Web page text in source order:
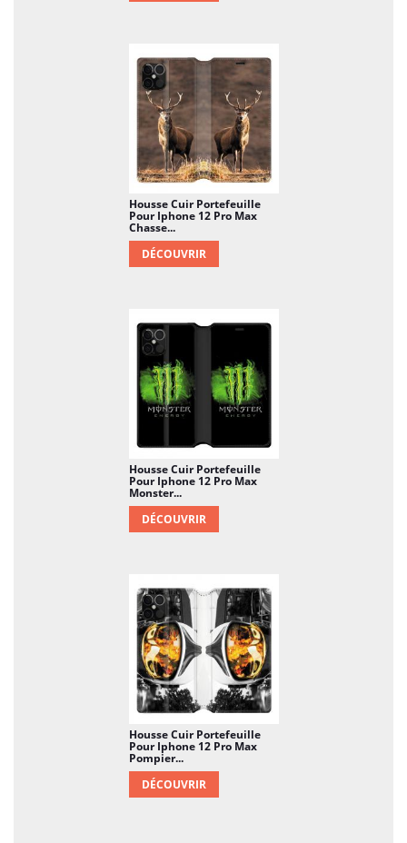
Housse Cuir Portefeuille
Pour Iphone 12 Pro Max
Chasse...
DÉCOUVRIR
Housse Cuir Portefeuille
Pour Iphone 12 Pro Max
Monster...
DÉCOUVRIR
Housse Cuir Portefeuille
Pour Iphone 12 Pro Max
Pompier...
DÉCOUVRIR